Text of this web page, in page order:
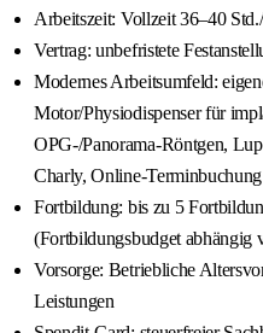
Arbeitszeit: Vollzeit 36–40
Vertrag: unbefristete
Modernes Arbeitsumfeld:
Motor/Physiodispenser für
OPG-/Panorama-Röntgen,
Charly, Online-Terminbuchung
Fortbildung: bis zu 5
(Fortbildungsbudget abhängig
Vorsorge: Betriebliche
Leistungen